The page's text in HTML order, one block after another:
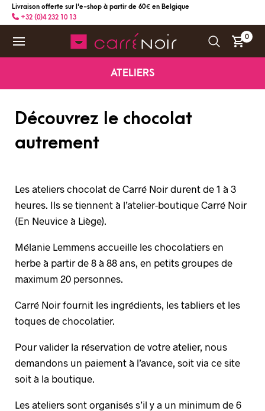
Livraison offerte sur l'e-shop à partir de 60 € en Belgique
+32 (0)4 232 10 13
0
ATELIERS
Découvrez le chocolat
autrement
Les ateliers chocolat de Carré Noir durent de 1 à 3
heures. Ils se tiennent à l’atelier-boutique Carré Noir
(En Neuvice à Liège).
Mélanie Lemmens accueille les chocolatiers en
herbe à partir de 8 à 88 ans, en petits groupes de
maximum 20 personnes.
Carré Noir fournit les ingrédients, les tabliers et les
toques de chocolatier.
Pour valider la réservation de votre atelier, nous
demandons un paiement à l’avance, soit via ce site
soit à la boutique.
Les ateliers sont organisés s’il y a un minimum de 6